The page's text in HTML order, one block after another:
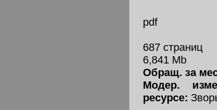
pdf
687 страниц
6,841 Mb
Обращ. за
Модер.
ресурсе: